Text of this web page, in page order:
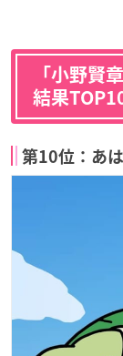
「小野賢
結果
第10位：あ